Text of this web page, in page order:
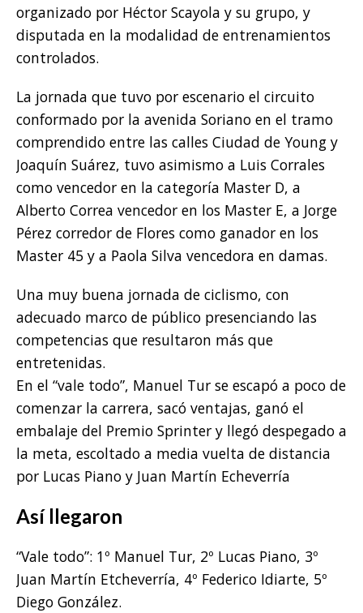
organizado por Héctor Scayola y su grupo, y
disputada en la modalidad de entrenamientos
controlados.
La jornada que tuvo por escenario el circuito
conformado por la avenida Soriano en el tramo
comprendido entre las calles Ciudad de Young y
Joaquín Suárez, tuvo asimismo a Luis Corrales
como vencedor en la categoría Master D, a
Alberto Correa vencedor en los Master E, a Jorge
Pérez corredor de Flores como ganador en los
Master 45 y a Paola Silva vencedora en damas.
Una muy buena jornada de ciclismo, con
adecuado marco de público presenciando las
competencias que resultaron más que
entretenidas.
En el “vale todo”, Manuel Tur se escapó a poco de
comenzar la carrera, sacó ventajas, ganó el
embalaje del Premio Sprinter y llegó despegado a
la meta, escoltado a media vuelta de distancia
por Lucas Piano y Juan Martín Echeverría
Así llegaron
“Vale todo”: 1º Manuel Tur, 2º Lucas Piano, 3º
Juan Martín Etcheverría, 4º Federico Idiarte, 5º
Diego González.